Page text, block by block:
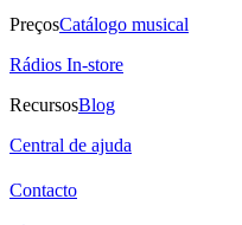
PreçosCatálogo musical
Rádios In-store
RecursosBlog
Central de ajuda
Contacto